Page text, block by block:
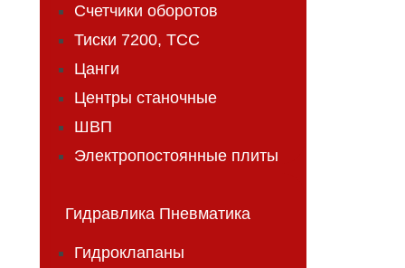
Счетчики оборотов
Тиски 7200, ТСС
Цанги
Центры станочные
ШВП
Электропостоянные плиты
Гидравлика Пневматика
Гидроклапаны